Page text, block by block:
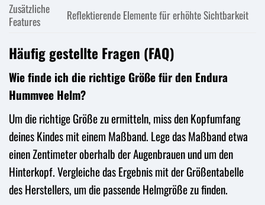
Zusätzliche
Features
Reflektierende Elemente für erhöhte Sichtbarkeit
Häufig gestellte Fragen (FAQ)
Wie finde ich die richtige Größe für den Endura
Hummvee Helm?
Um die richtige Größe zu ermitteln, miss den Kopfumfang
deines Kindes mit einem Maßband. Lege das Maßband etwa
einen Zentimeter oberhalb der Augenbrauen und um den
Hinterkopf. Vergleiche das Ergebnis mit der Größentabelle
des Herstellers, um die passende Helmgröße zu finden.